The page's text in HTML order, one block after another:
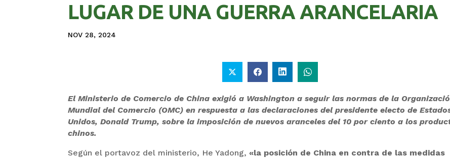
LUGAR DE UNA GUERRA ARANCELARIA
NOV 28, 2024
El Ministerio de Comercio de China exigió a Washington a seguir las normas de la
Mundial del Comercio (OMC) en respuesta a las declaraciones del presidente electo de
Unidos, Donald Trump, sobre la imposición de nuevos aranceles del 10 por ciento a los
chinos.
Según el portavoz del ministerio, He Yadong, «la posición de China en contra de las medidas
COMANDANTE RESTA
PRIORIDAD A LA
CAPTURA DE EVO